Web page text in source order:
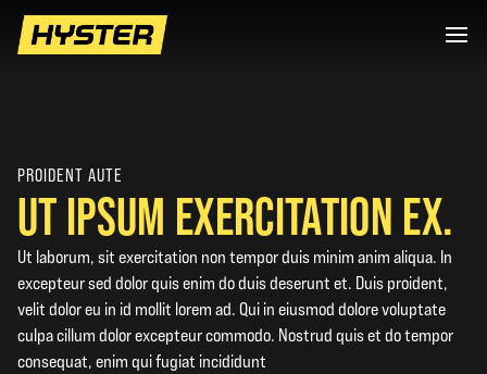
PROIDENT AUTE
UT IPSUM EXERCITATION EX.
Ut laborum, sit exercitation non tempor duis minim anim aliqua. In
excepteur sed dolor quis enim do duis deserunt et. Duis proident,
velit dolor eu in id mollit lorem ad. Qui in eiusmod dolore voluptate
culpa cillum dolor excepteur commodo. Nostrud quis et do tempor
consequat, enim qui fugiat incididunt